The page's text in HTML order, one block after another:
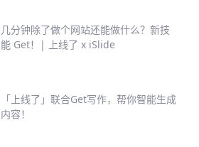
几分钟除了做个网站还能做什么？新技
能 Get！| 上线了 x iSlide
「上线了」联合Get写作，帮你智能生成
内容！